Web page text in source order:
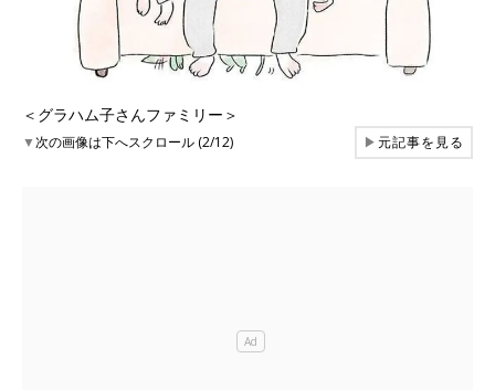
＜グラハム子さんファミリー＞
▼次の画像は下へスクロール (2/12) ▶元記事を見る